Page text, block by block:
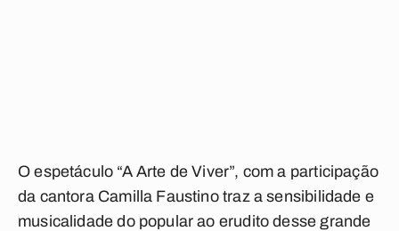
O espetáculo “A Arte de Viver”, com a participação
da cantora Camilla Faustino traz a sensibilidade e
musicalidade do popular ao erudito desse grande